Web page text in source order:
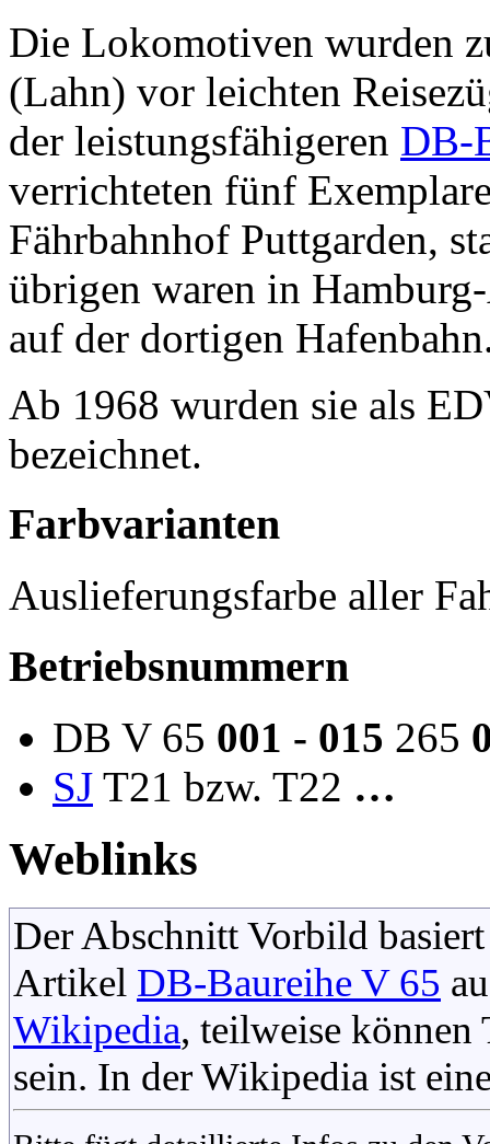
Die Lokomotiven wurden
(Lahn) vor leichten
der leistungsfähigeren DB-
verrichteten fünf
Fährbahnhof Puttgarden,
übrigen waren in
auf der dortigen
Ab 1968 wurden sie als
bezeichnet.
Farbvarianten
Auslieferungsfarbe aller
Betriebsnummern
DB V 65 001 - 015 265
SJ T21 bzw. T22 …
Weblinks
Der Abschnitt Vorbild
Artikel DB-Baureihe V 65
Wikipedia, teilweise können
sein. In der Wikipedia ist